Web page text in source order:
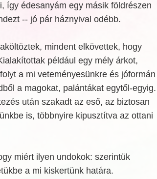
így édesanyám egy másik földrészen
-- jó pár háznyival odébb.
mindent elkövettek, hogy
például egy mély árkot,
a mi veteményesünkre és jóformán
a magokat, palántákat egytől-egyig.
után szakadt az eső, az biztosan
is, többnyire kipusztítva az ottani
miért ilyen undokok: szerintük
a mi kiskertünk határa.